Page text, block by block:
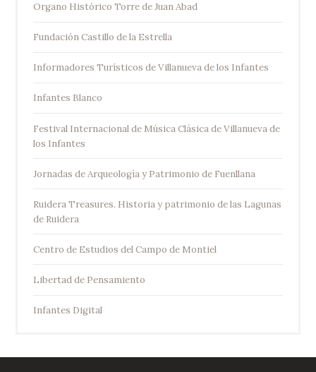
Organo Histórico Torre de Juan Abad
Fundación Castillo de la Estrella
Informadores Turísticos de Villanueva de los Infantes
Infantes Blanco
Festival Internacional de Música Clásica de Villanueva de
los Infantes
Jornadas de Arqueología y Patrimonio de Fuenllana
Ruidera Treasures. Historia y patrimonio de las Lagunas
de Ruidera
Centro de Estudios del Campo de Montiel
Libertad de Pensamiento
Infantes Digital